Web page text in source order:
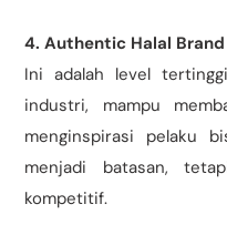
4. Authentic Halal Brand
Ini adalah level
industri, mampu
menginspirasi pelaku
menjadi batasan,
kompetitif.